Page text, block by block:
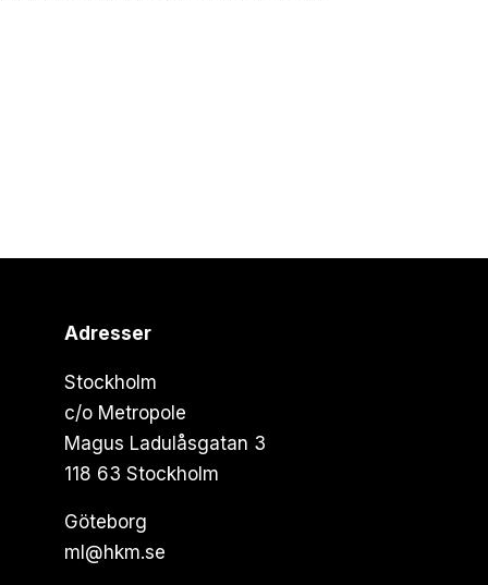
Adresser
Stockholm
c/o Metropole
Magus Ladulåsgatan 3
118 63 Stockholm
Göteborg
ml@hkm.se